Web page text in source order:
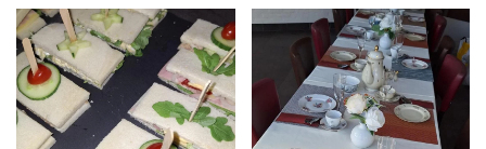
klik voor
klik voor